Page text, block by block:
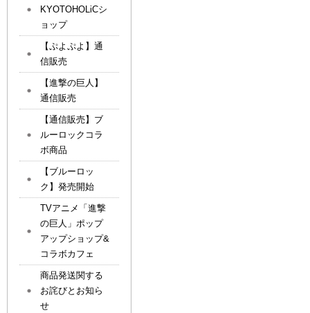
KYOTOHOLiCシ
ョップ
【ぷよぷよ】通
信販売
【進撃の巨人】
通信販売
【通信販売】ブ
ルーロックコラ
ボ商品
【ブルーロッ
ク】発売開始
TVアニメ「進撃
の巨人」ポップ
アップショップ&
コラボカフェ
商品発送関する
お詫びとお知ら
せ